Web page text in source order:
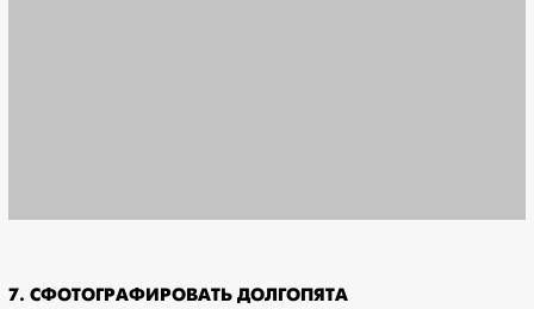
7. СФОТОГРАФИРОВАТЬ ДОЛГОПЯТА